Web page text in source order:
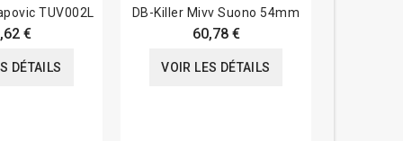
TUV002L
€
DÉTAILS
DB-Killer Mivv Suono 54mm
60,78 €
VOIR LES DÉTAILS